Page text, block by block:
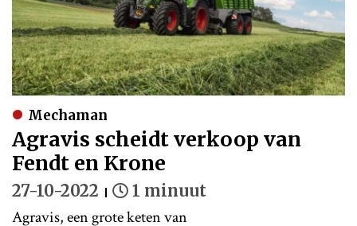
Mechaman
Agravis scheidt verkoop van
Fendt en Krone
27-10-2022 1 minuut
Agravis, een grote keten van